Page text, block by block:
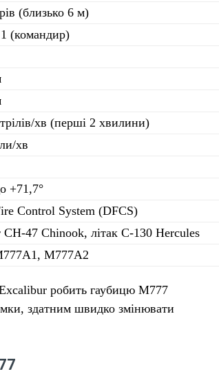
(близько 6 м)
1 (командир)
хв (перші 2 хвилини)
хв
+71,7°
Control System (DFCS)
CH-47 Chinook, літак C-130 Hercules
M777A2
робить гаубицю М777
здатним швидко змінювати